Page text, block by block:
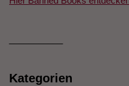
Kategorien